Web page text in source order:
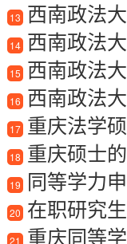
13 西南政法
14 西南政法
15 西南政法
16 西南政法
17 重庆法学
18 重庆硕士
19 同等学力
20 在职研究
21 重庆同等